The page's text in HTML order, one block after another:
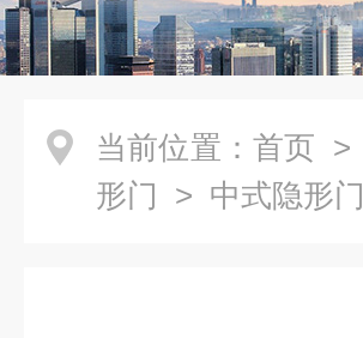
当前位置： 首页 >
形门 > 中式隐形门